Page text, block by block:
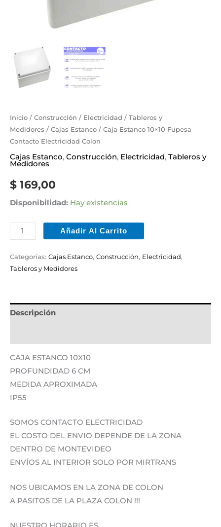
Inicio / Construcción / Electricidad / Tableros y
Medidores / Cajas Estanco / Caja Estanco 10×10 Fupesa
Contacto Electricidad Colon
Cajas Estanco, Construcción, Electricidad, Tableros y
Medidores
$ 169,00
Disponibilidad: Hay existencias
Añadir Al Carrito
Categorías: Cajas Estanco, Construcción, Electricidad,
Tableros y Medidores
Descripción
CAJA ESTANCO 10X10
PROFUNDIDAD 6 CM
MEDIDA APROXIMADA
IP55
SOMOS CONTACTO ELECTRICIDAD
EL COSTO DEL ENVIO DEPENDE DE LA ZONA
DENTRO DE MONTEVIDEO
ENVÍOS AL INTERIOR SOLO POR MIRTRANS
NOS UBICAMOS EN LA ZONA DE COLON
A PASITOS DE LA PLAZA COLON !!!